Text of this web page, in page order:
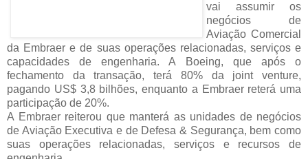
vai assumir os
negócios de
Aviação Comercial
da Embraer e de suas operações relacionadas, serviços e
capacidades de engenharia. A Boeing, que após o
fechamento da transação, terá 80% da joint venture,
pagando US$ 3,8 bilhões, enquanto a Embraer reterá uma
participação de 20%.
A Embraer reiterou que manterá as unidades de negócios
de Aviação Executiva e de Defesa & Segurança, bem como
suas operações relacionadas, serviços e recursos de